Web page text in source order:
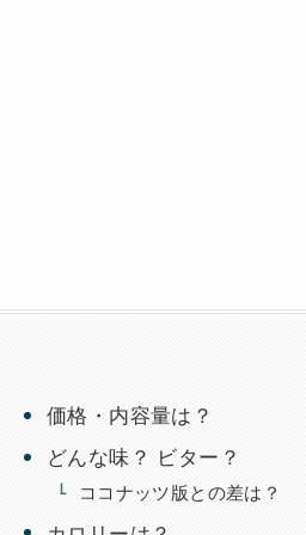
価格・内容量は？
どんな味？ ビター？
ココナッツ版との差は？